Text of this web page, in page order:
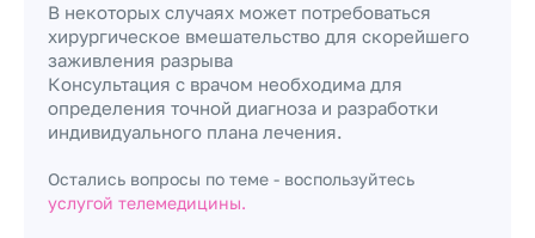
В некоторых случаях может потребоваться
хирургическое вмешательство для скорейшего
заживления разрыва
Консультация с врачом необходима для
определения точной диагноза и разработки
индивидуального плана лечения.
Остались вопросы по теме - воспользуйтесь
услугой телемедицины.